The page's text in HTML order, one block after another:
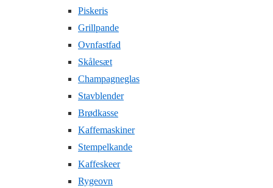
Piskeris
Grillpande
Ovnfastfad
Skålesæt
Champagneglas
Stavblender
Brødkasse
Kaffemaskiner
Stempelkande
Kaffeskeer
Rygeovn